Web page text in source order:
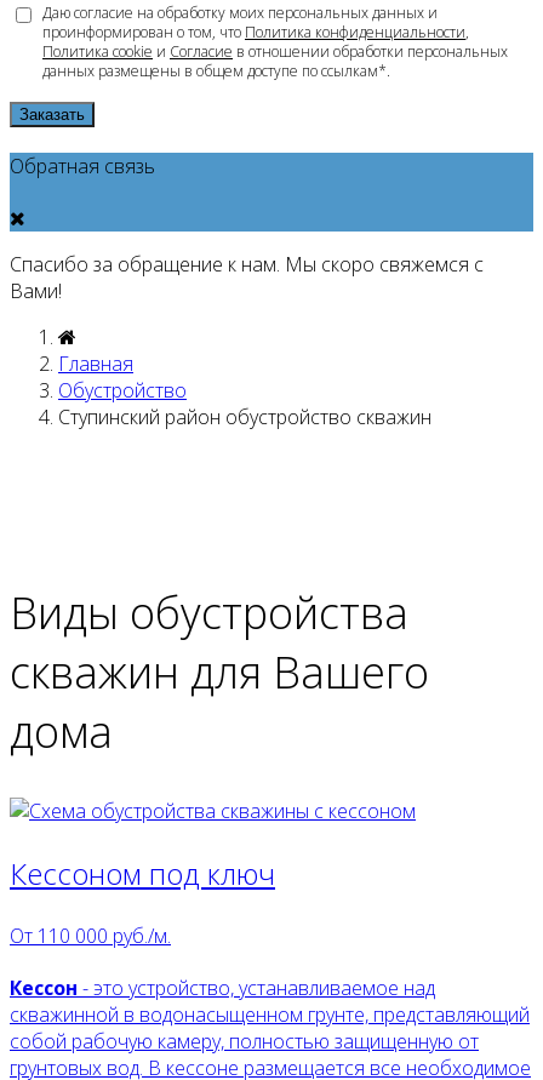
Даю согласие на обработку моих персональных данных и
проинформирован о том, что Политика конфиденциальности,
Политика cookie и Согласие в отношении обработки персональных
данных размещены в общем доступе по ссылкам*.
Заказать
Обратная связь
Спасибо за обращение к нам. Мы скоро свяжемся с
Вами!
Главная
Обустройство
Ступинский район обустройство скважин
Виды обустройства
скважин для Вашего
дома
Кессоном под ключ
От 110 000 руб./м.
Кессон - это устройство, устанавливаемое над
скважинной в водонасыщенном грунте, представляющий
собой рабочую камеру, полностью защищенную от
грунтовых вод. В кессоне размещается все необходимое